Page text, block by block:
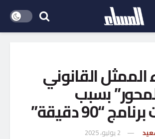
القانوني
بسبب
“90 دقيقة”
2 يوليو، 2025